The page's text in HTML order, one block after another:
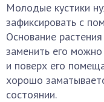
Молодые кустики
зафиксировать с
Основание
заменить его
и поверх его
хорошо
состоянии.